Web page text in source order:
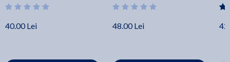
40.00 Lei 48.00 Lei